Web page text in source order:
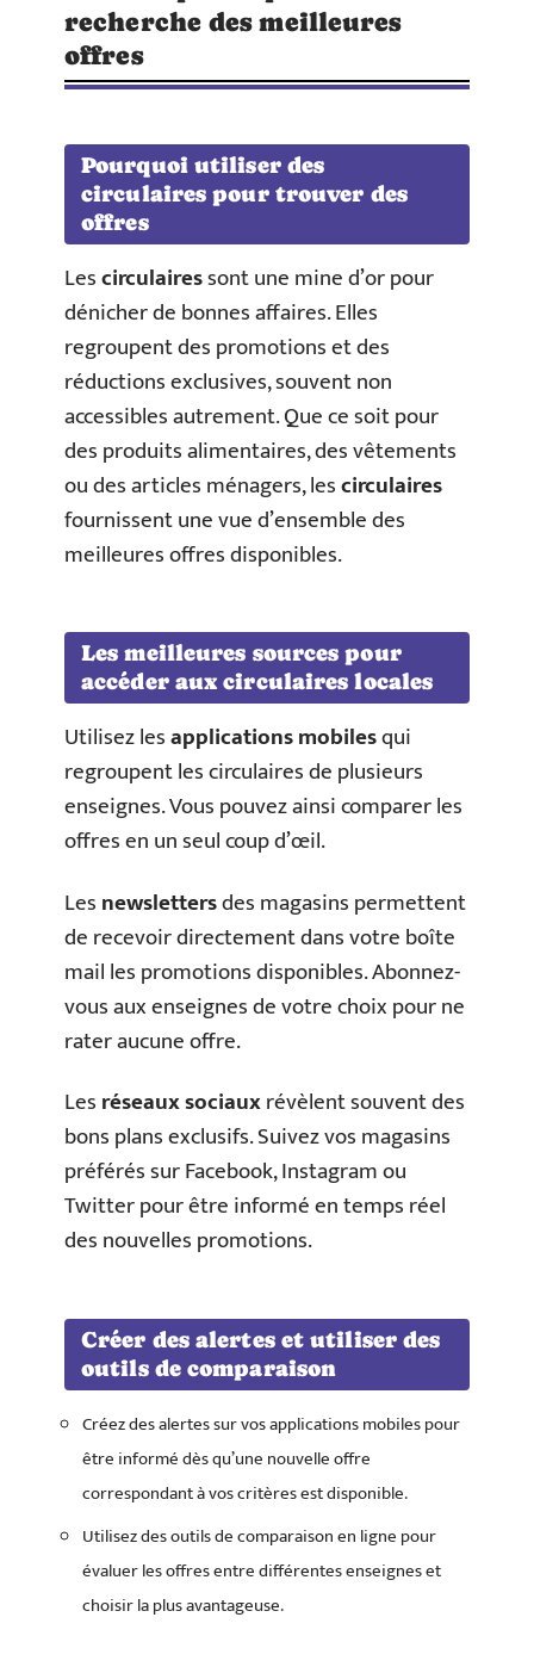
recherche des meilleures
offres
Pourquoi utiliser des
circulaires pour trouver des
offres
Lescirculairessont une mine d’or pour
dénicher de bonnes affaires. Elles
regroupent des promotions et des
réductions exclusives, souvent non
accessibles autrement. Que ce soit pour
des produits alimentaires, des vêtements
ou des articles ménagers, lescirculaires
fournissent une vue d’ensemble des
meilleures offres disponibles.
Les meilleures sources pour
accéder aux circulaires locales
Utilisez lesapplications mobilesqui
regroupent les circulaires de plusieurs
enseignes. Vous pouvez ainsi comparer les
offres en un seul coup d’œil.
Lesnewslettersdes magasins permettent
de recevoir directement dans votre boîte
mail les promotions disponibles. Abonnez-
vous aux enseignes de votre choix pour ne
rater aucune offre.
Lesréseaux sociauxrévèlent souvent des
bons plans exclusifs. Suivez vos magasins
préférés sur Facebook, Instagram ou
Twitter pour être informé en temps réel
des nouvelles promotions.
Créer des alertes et utiliser des
outils de comparaison
Créez des alertes sur vos applications mobiles pour
être informé dès qu’une nouvelle offre
correspondant à vos critères est disponible.
Utilisez des outils de comparaison en ligne pour
évaluer les offres entre différentes enseignes et
choisir la plus avantageuse.